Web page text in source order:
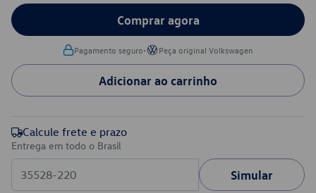
Comprar agora
Pagamento seguro• Peça original Volkswagen
Adicionar ao carrinho
Calcule frete e prazo
Entrega em todo o Brasil
Simular